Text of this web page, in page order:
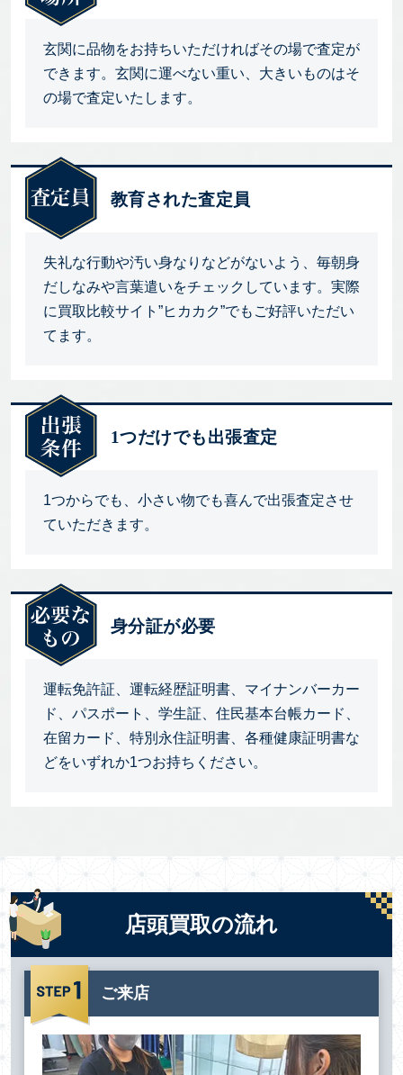
玄関に品物をお持ちいただければその場で査定が
できます。玄関に運べない重い、大きいものはそ
の場で査定いたします。
教育された査定員
失礼な行動や汚い身なりなどがないよう、毎朝身
だしなみや言葉遣いをチェックしています。実際
に買取比較サイト”ヒカカク”でもご好評いただい
てます。
1つだけでも出張査定
1つからでも、小さい物でも喜んで出張査定させ
ていただきます。
身分証が必要
運転免許証、運転経歴証明書、マイナンバーカー
ド、パスポート、学生証、住民基本台帳カード、
在留カード、特別永住証明書、各種健康証明書な
どをいずれか1つお持ちください。
店頭買取の流れ
ご来店